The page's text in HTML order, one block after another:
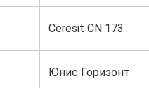
Ceresit CN 173
Юнис Горизонт